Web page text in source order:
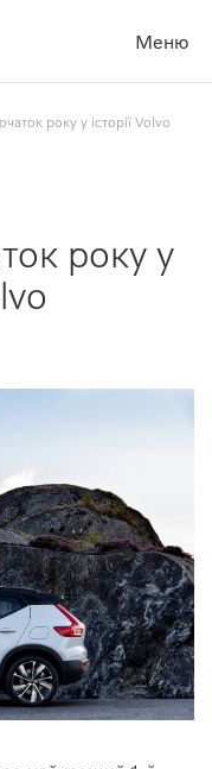
Меню
року у історії Volvo
року у